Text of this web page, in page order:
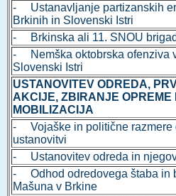
- Ustanavljanje partizanskih
Brkinih in Slovenski Istri
- Brkinska ali 11. SNOU
- Nemška oktobrska ofenziva
Slovenski Istri
USTANOVITEV ODREDA,
AKCIJE, ZBIRANJE OPREME
MOBILIZACIJA
- Vojaške in politične razmere
ustanovitvi
- Ustanovitev odreda in
- Odhod odredovega štaba in
Mašuna v Brkine